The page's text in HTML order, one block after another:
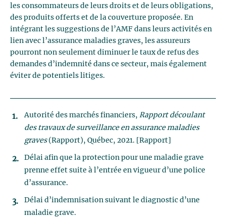
les consommateurs de leurs droits et de leurs obligations,
des produits offerts et de la couverture proposée. En
intégrant les suggestions de l’AMF dans leurs activités en
lien avec l’assurance maladies graves, les assureurs
pourront non seulement diminuer le taux de refus des
demandes d’indemnité dans ce secteur, mais également
éviter de potentiels litiges.
Autorité des marchés financiers, Rapport découlant
des travaux de surveillance en assurance maladies
graves (Rapport), Québec, 2021. [Rapport]
Délai afin que la protection pour une maladie grave
prenne effet suite à l’entrée en vigueur d’une police
d’assurance.
Délai d’indemnisation suivant le diagnostic d’une
maladie grave.